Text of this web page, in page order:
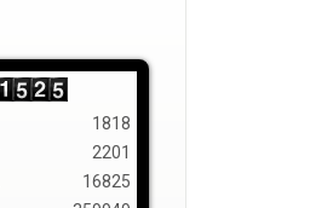
1818
2201
16825